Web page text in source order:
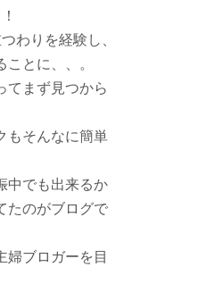
わりを経験し、
とに、、。
てまず見つから
もそんなに簡単
中でも出来るか
たのがブログで
婦ブロガーを目